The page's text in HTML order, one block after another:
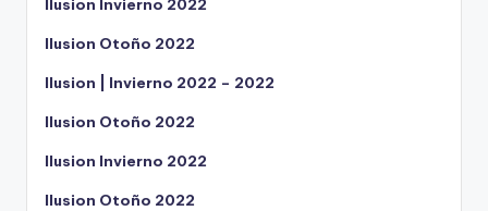
Ilusion Invierno 2022
Ilusion Otoño 2022
Ilusion | Invierno 2022 – 2022
Ilusion Otoño 2022
Ilusion Invierno 2022
Ilusion Otoño 2022